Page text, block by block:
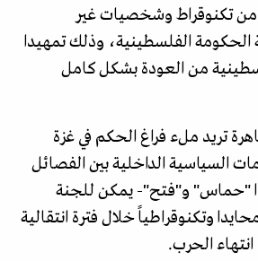
تكنوقراط وشخصيات غير
الفلسطينية، وذلك تمهيدا
من العودة بشكل كامل
تريد ملء فراغ الحكم في غزة
السياسية الداخلية بين الفصائل
"حماس" و"فتح"- يمكن للجنة
وتكنوقراطياً خلال فترة انتقالية
الحرب.